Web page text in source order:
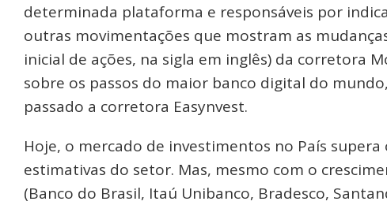
determinada plataforma e responsáveis por
outras movimentações que mostram as
inicial de ações, na sigla em inglês) da corretora
sobre os passos do maior banco digital do
passado a corretora Easynvest.
Hoje, o mercado de investimentos no País supera
estimativas do setor. Mas, mesmo com o
(Banco do Brasil, Itaú Unibanco, Bradesco,